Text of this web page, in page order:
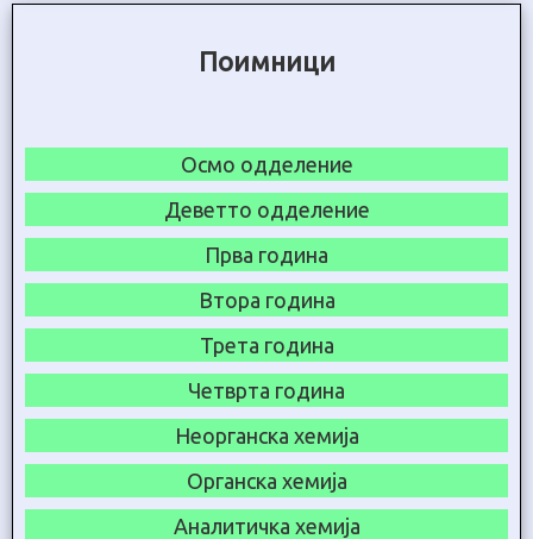
Поимници
Осмо одделение
Деветто одделение
Прва година
Втора година
Трета година
Четврта година
Неорганска хемија
Органска хемија
Аналитичка хемија